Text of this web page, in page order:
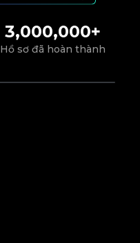
3,000,000+
Hồ sơ đã hoàn thành